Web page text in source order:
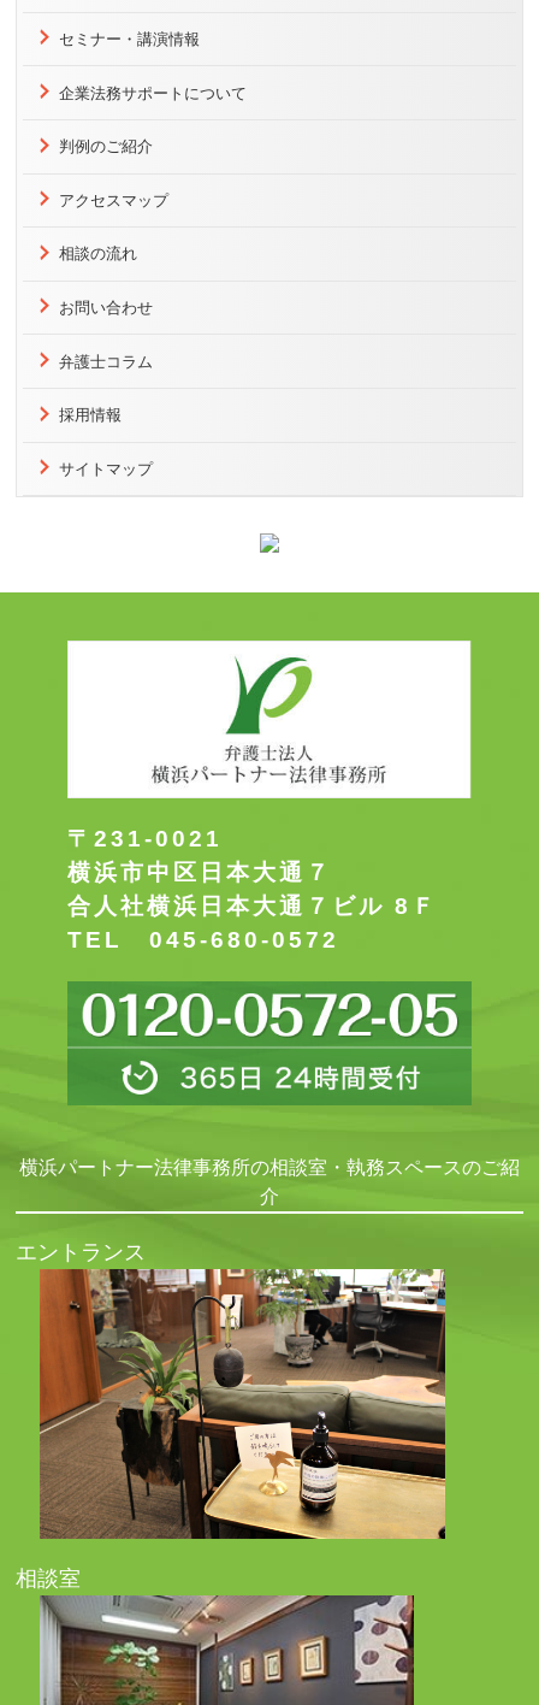
セミナー・講演情報
企業法務サポートについて
判例のご紹介
アクセスマップ
相談の流れ
お問い合わせ
弁護士コラム
採用情報
サイトマップ
〒231-0021
横浜市中区日本大通７
合人社横浜日本大通７ビル 8Ｆ
TEL 045-680-0572
横浜パートナー法律事務所の相談室・執務スペースのご紹
介
エントランス
相談室